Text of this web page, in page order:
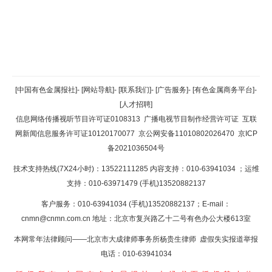
返回顶部
返回首页
[中国有色金属报社]- [网站导航]- [联系我们]- [广告服务]- [有色金属商务平台]-
[人才招聘]
信息网络传播视听节目许可证0108313 广播电视节目制作经营许可证 互联
网新闻信息服务许可证10120170077 京公网安备11010802026470 京ICP
备2021036504号
技术支持热线(7X24小时)：13522111285 内容支持：010-63941034 ；运维
支持：010-63971479 (手机)13520882137
客户服务：010-63941034 (手机)13520882137；E-mail：
cnmn@cnmn.com.cn 地址：北京市复兴路乙十二号有色办公大楼613室
本网常年法律顾问——北京市大成律师事务所杨贵生律师 虚假失实报道举报
电话：010-63941034